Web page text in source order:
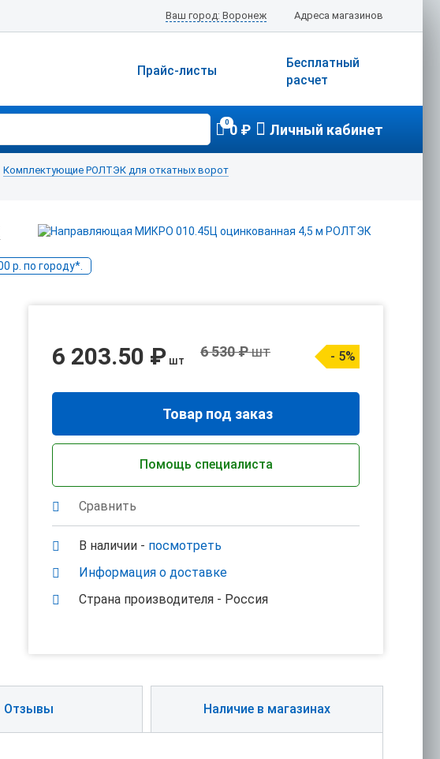
Адреса магазинов
Ваш город: Воронеж
Бесплатный
расчет
Прайс-листы
00 ₽ Личный кабинет
Комплектующие РОЛТЭК для откатных ворот
р. по городу*.
6 203.50 ₽ шт
6 530 ₽шт - 5%
Товар под заказ
Помощь специалиста
Сравнить
В наличии - посмотреть
Информация о доставке
Страна производителя - Россия
Отзывы Наличие в магазинах